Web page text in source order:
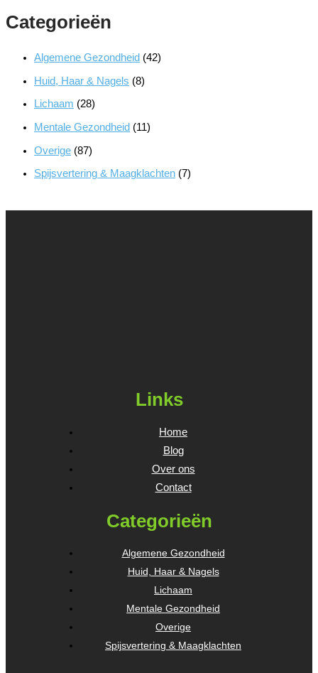
Categorieën
Algemene Gezondheid (42)
Huid, Haar & Nagels (8)
Lichaam (28)
Mentale Gezondheid (11)
Overige (87)
Spijsvertering & Maagklachten (7)
Links
Home
Blog
Over ons
Contact
Categorieën
Algemene Gezondheid
Huid, Haar & Nagels
Lichaam
Mentale Gezondheid
Overige
Spijsvertering & Maagklachten